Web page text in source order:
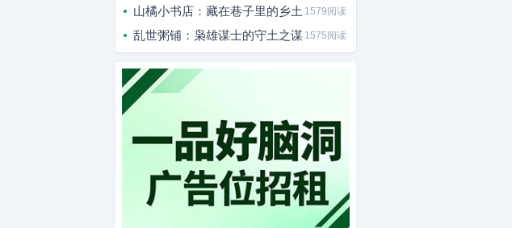
山橘小书店：藏在巷子里的乡土 1579阅读
乱世粥铺：枭雄谋士的守土之谋 1575阅读